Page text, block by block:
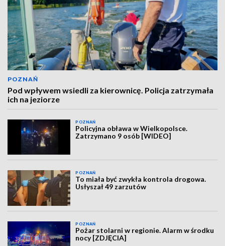
POZNAŃ
Pod wpływem wsiedli za kierownicę. Policja zatrzymała
ich na jeziorze
POZNAŃ
Policyjna obława w Wielkopolsce.
Zatrzymano 9 osób [WIDEO]
POZNAŃ
To miała być zwykła kontrola drogowa.
Usłyszał 49 zarzutów
POZNAŃ
Pożar stolarni w regionie. Alarm w środku
nocy [ZDJĘCIA]